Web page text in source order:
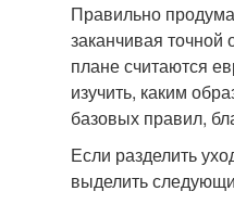
Правильно
заканчивая
плане считаются
изучить, каким
базовых правил,
Если разделить
выделить